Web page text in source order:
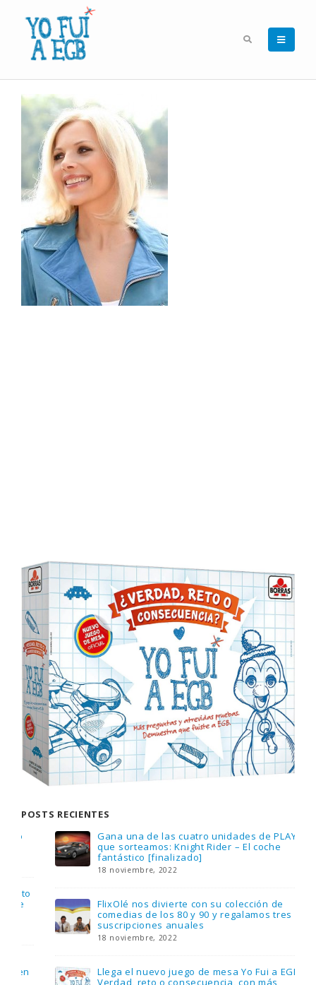
POSTS RECIENTES
Gana una de las cuatro unidades de PLAYMOBIL
que sorteamos: Knight Rider – El coche
fantástico [finalizado]
18 noviembre, 2022
FlixOlé nos divierte con su colección de
comedias de los 80 y 90 y regalamos tres
suscripciones anuales
18 noviembre, 2022
Llega el nuevo juego de mesa Yo Fui a EGB: